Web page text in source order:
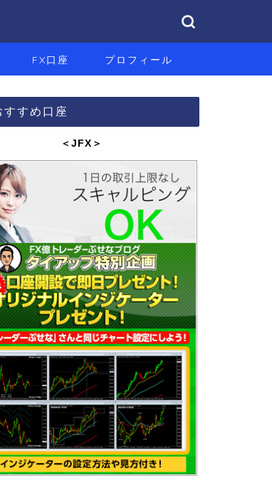
FX口座 プロフィール
すすめ口座
＜JFX ＞